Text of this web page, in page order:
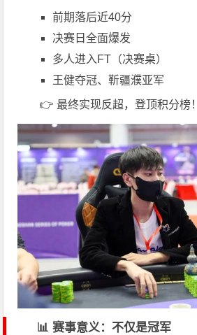
前期落后近40分
决赛日全面爆发
多人进入FT（决赛桌）
王健夺冠、靳疆濮亚军
👉 最终实现反超，登顶积分榜！
📊 赛事意义：不仅是冠军